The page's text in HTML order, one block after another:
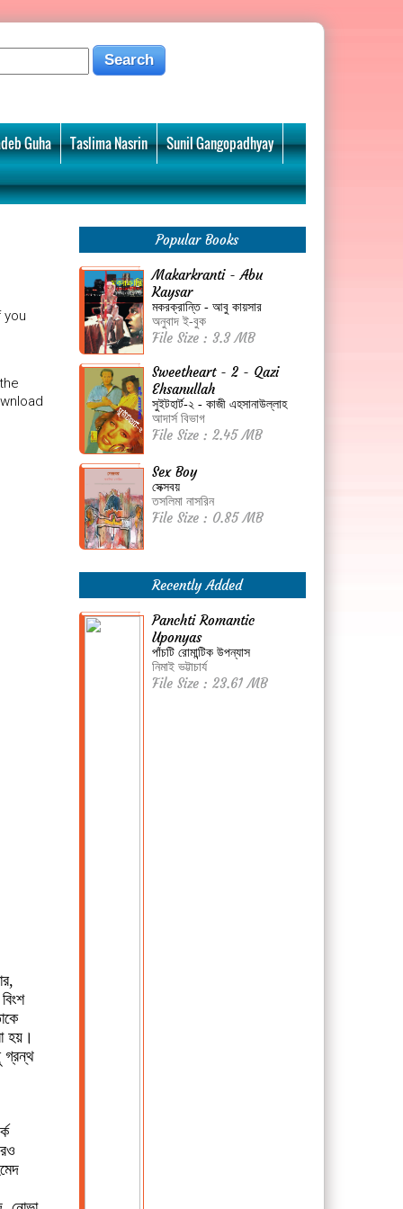
Guha Taslima Nasrin Sunil Gangopadhyay
you
হয়।
গ্রন্থ
Popular Books
Makarkranti - Abu
Kaysar
মকরক্রান্তি - আবু কায়সার
অনুবাদ ই-বুক
File Size : 3.3 MB
Sweetheart - 2 - Qazi
Ehsanullah
সুইটহার্ট-২ - কাজী এহসানাউল্লাহ
আদার্স বিভাগ
File Size : 2.45 MB
Sex Boy
সেক্সবয়
তসলিমা নাসরিন
File Size : 0.85 MB
Recently Added
Panchti Romantic
Uponyas
পাঁচটি রোমান্টিক উপন্যাস
নিমাই ভট্টাচার্য
File Size : 23.61 MB